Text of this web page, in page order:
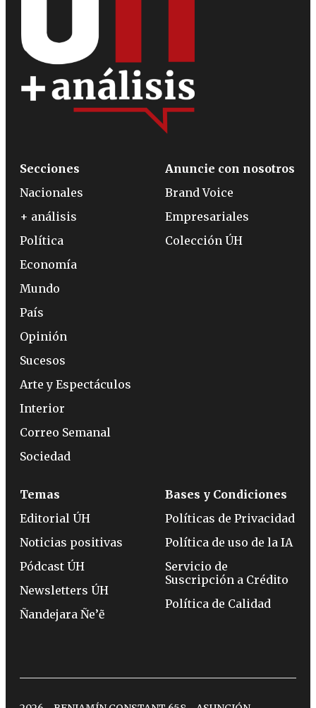
Secciones
Nacionales
+ análisis
Política
Economía
Mundo
País
Opinión
Sucesos
Arte y Espectáculos
Interior
Correo Semanal
Sociedad
Anuncie con nosotros
Brand Voice
Empresariales
Colección ÚH
Temas
Editorial ÚH
Noticias positivas
Pódcast ÚH
Newsletters ÚH
Ñandejara Ñe’ẽ
Bases y Condiciones
Políticas de Privacidad
Política de uso de la IA
Servicio de
Suscripción a Crédito
Política de Calidad